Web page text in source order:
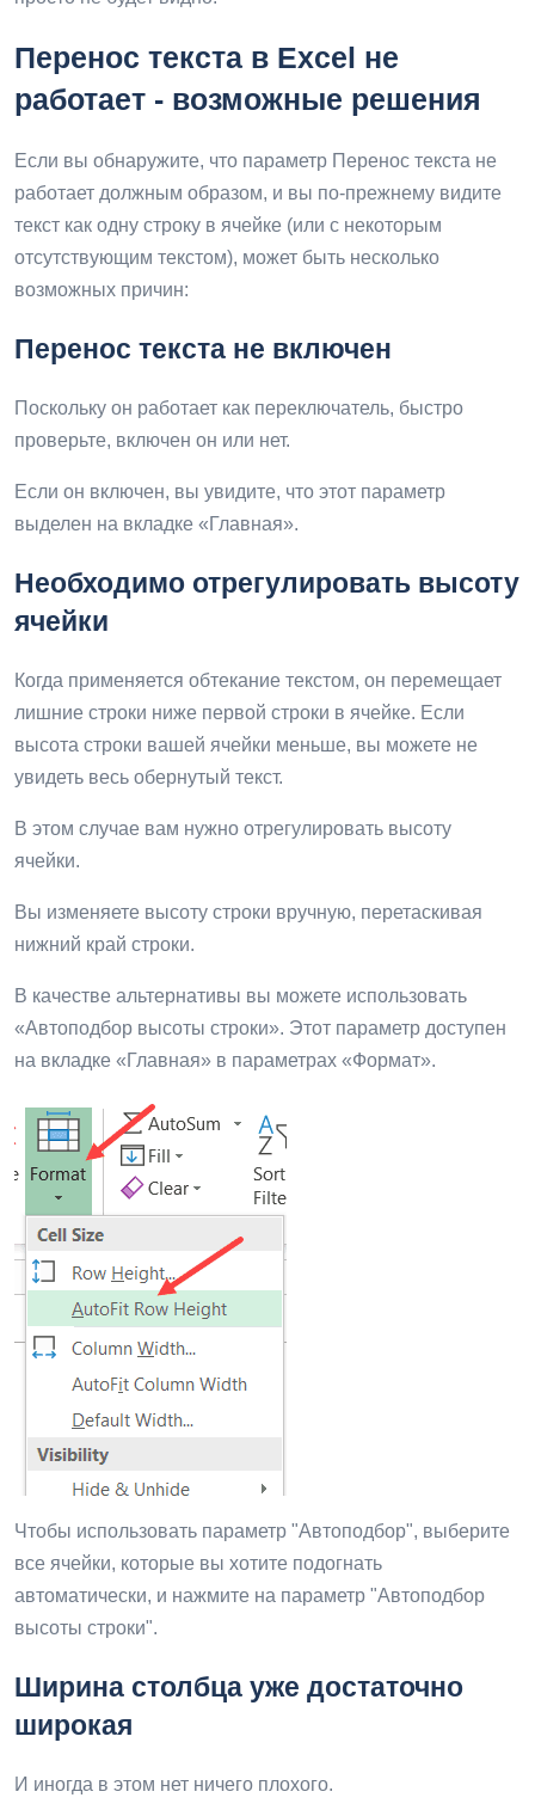
Перенос текста в Excel не
работает - возможные решения
Если вы обнаружите, что параметр Перенос текста не
работает должным образом, и вы по-прежнему видите
текст как одну строку в ячейке (или с некоторым
отсутствующим текстом), может быть несколько
возможных причин:
Перенос текста не включен
Поскольку он работает как переключатель, быстро
проверьте, включен он или нет.
Если он включен, вы увидите, что этот параметр
выделен на вкладке «Главная».
Необходимо отрегулировать высоту
ячейки
Когда применяется обтекание текстом, он перемещает
лишние строки ниже первой строки в ячейке. Если
высота строки вашей ячейки меньше, вы можете не
увидеть весь обернутый текст.
В этом случае вам нужно отрегулировать высоту
ячейки.
Вы изменяете высоту строки вручную, перетаскивая
нижний край строки.
В качестве альтернативы вы можете использовать
«Автоподбор высоты строки». Этот параметр доступен
на вкладке «Главная» в параметрах «Формат».
Чтобы использовать параметр "Автоподбор", выберите
все ячейки, которые вы хотите подогнать
автоматически, и нажмите на параметр "Автоподбор
высоты строки".
Ширина столбца уже достаточно
широкая
И иногда в этом нет ничего плохого.